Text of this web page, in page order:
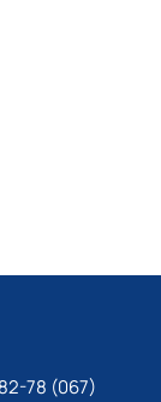
78 (067)